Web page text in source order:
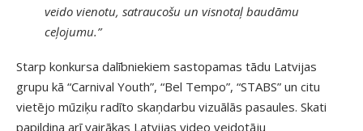
veido vienotu, satraucošu un visnotaļ baudāmu
ceļojumu.”
Starp konkursa dalībniekiem sastopamas tādu Latvijas
grupu kā “Carnival Youth”, “Bel Tempo”, “STABS” un citu
vietējo mūziķu radīto skaņdarbu vizuālās pasaules. Skati
papildina arī vairākas Latvijas video veidotāju